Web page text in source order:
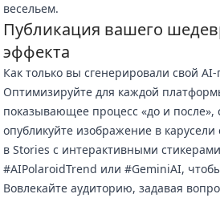
весельем.
Публикация вашего
эффекта
Как только вы сгенерировали свой
Оптимизируйте для каждой
показывающее процесс «до и
опубликуйте изображение в
в Stories с интерактивными
#AIPolaroidTrend или #GeminiAI,
Вовлекайте аудиторию, задавая